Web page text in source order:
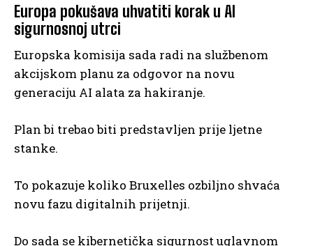
Europa pokušava uhvatiti korak u AI
sigurnosnoj utrci
Europska komisija sada radi na službenom
akcijskom planu za odgovor na novu
generaciju AI alata za hakiranje.
Plan bi trebao biti predstavljen prije ljetne
stanke.
To pokazuje koliko Bruxelles ozbiljno shvaća
novu fazu digitalnih prijetnji.
Do sada se kibernetička sigurnost uglavnom